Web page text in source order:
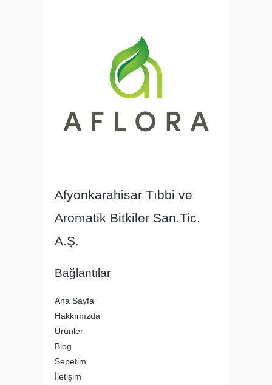
Afyonkarahisar Tıbbi ve
Aromatik Bitkiler San.Tic.
A.Ş.
Bağlantılar
Ana Sayfa
Hakkımızda
Ürünler
Blog
Sepetim
İletişim